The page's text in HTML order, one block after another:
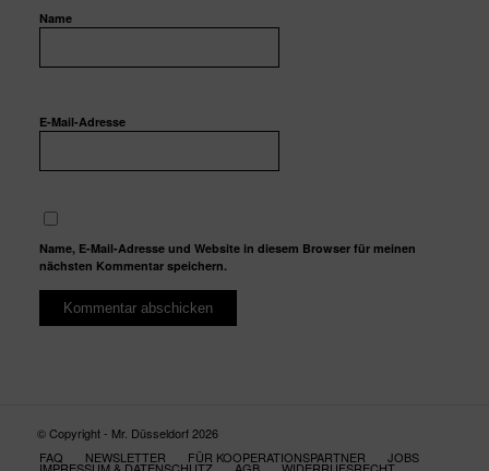
Name
E-Mail-Adresse
Name, E-Mail-Adresse und Website in diesem Browser für meinen
nächsten Kommentar speichern.
© Copyright - Mr. Düsseldorf 2026
FAQ
NEWSLETTER FÜR KOOPERATIONSPARTNER JOBS